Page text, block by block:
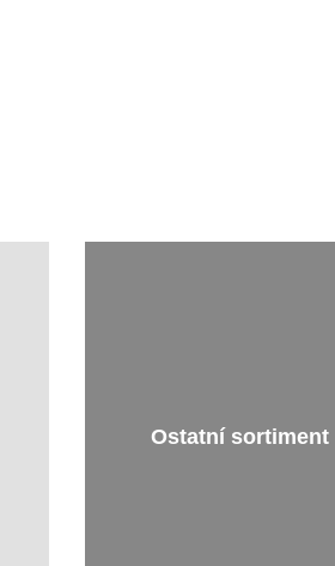
Ostatní sortiment